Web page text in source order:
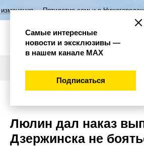
семьи в Нижегородской области
Люлин дал наказ
Дзержинска не
Самые интересные
новости и эксклюзивы —
в нашем канале МАХ
Подписаться